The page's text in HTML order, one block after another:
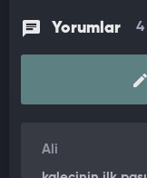
Yorumlar 4
Ali